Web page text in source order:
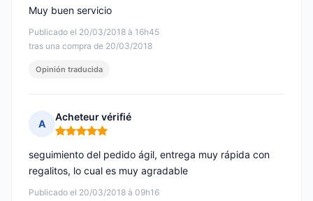
Publicado el 20/03/2018 à 16h45
tras una compra de 20/03/2018
Muy buen servicio
Opinión traducida
A
Acheteur vérifié
Nota: 5 de 5
Publicado el 20/03/2018 à 09h16
seguimiento del pedido ágil, entrega muy rápida con
regalitos, lo cual es muy agradable